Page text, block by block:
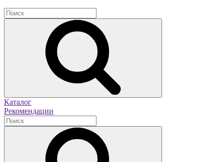
Каталог
Рекомендации